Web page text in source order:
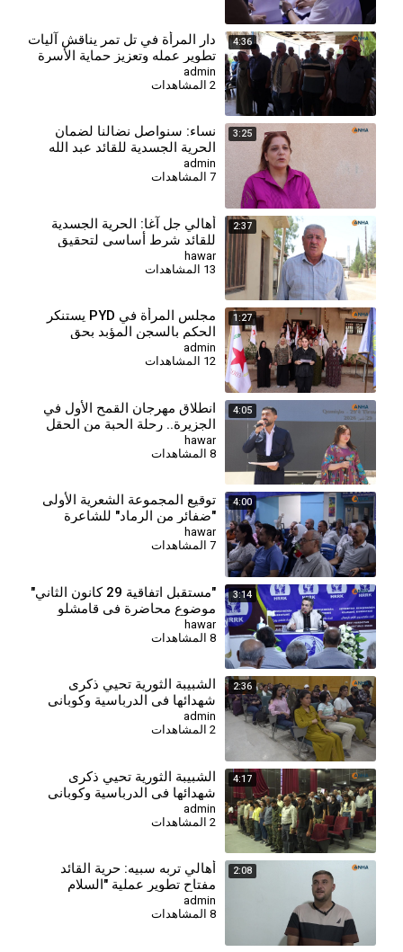
4:36
دار المرأة في تل تمر يناقش آليات
تطوير عمله وتعزيز حماية الأسرة
والمجتمع
admin
2 المشاهدات
3:25
⁣نساء: سنواصل نضالنا لضمان
الحرية الجسدية للقائد عبد الله
أوجلان
admin
2:37
أهالي جل آغا: الحرية الجسدية
للقائد شرط أساسي لتحقيق
السلام وحل القضية الكردية
hawar
13 المشاهدات
1:27
مجلس المرأة في PYD يستنكر
الحكم بالسجن المؤبد بحق
المقاتلة جيجك كوباني
admin
12 المشاهدات
4:05
انطلاق مهرجان القمح الأول في
الجزيرة.. رحلة الحبة من الحقل
إلى المائدة
hawar
4:00
توقيع المجموعة الشعرية الأولى
"ضفائر من الرماد" للشاعرة
نورهان حسن
hawar
7 المشاهدات
3:14
"مستقبل اتفاقية 29 كانون الثاني"
موضوع محاضرة في قامشلو
hawar
8 المشاهدات
2:36
الشبيبة الثورية تحيي ذكرى
شهدائها في الدرباسية وكوباني
وتؤكد مواصلة مسيرة النضال-
درباسية
admin
4:17
⁣الشبيبة الثورية تحيي ذكرى
شهدائها في الدرباسية وكوباني
وتؤكد مواصلة مسيرة النضال-
كوباني
admin
2 المشاهدات
2:08
⁣أهالي تربه سبيه: حرية القائد
مفتاح تطوير عملية "السلام
والمجتمع الديمقراطي"
admin